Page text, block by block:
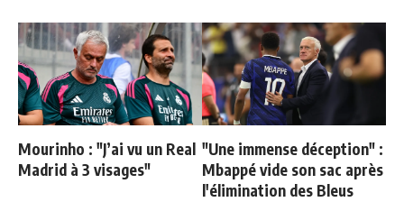
Mourinho : "J’ai vu un Real
Madrid à 3 visages"
"Une immense déception" :
Mbappé vide son sac après
l'élimination des Bleus